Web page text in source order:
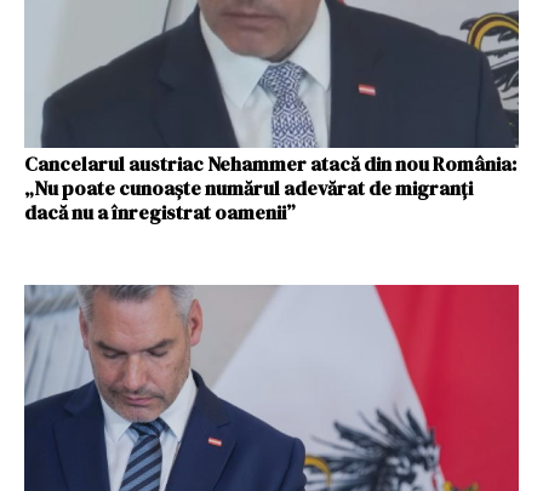
Cancelarul austriac Nehammer atacă din nou România:
„Nu poate cunoaște numărul adevărat de migranți
dacă nu a înregistrat oamenii”